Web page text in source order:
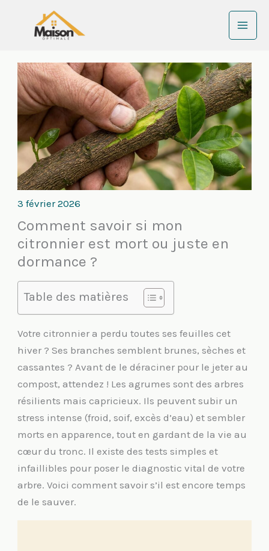
3 février 2026
Comment savoir si mon
citronnier est mort ou juste en
dormance ?
Table des matières
Votre citronnier a perdu toutes ses feuilles cet
hiver ? Ses branches semblent brunes, sèches et
cassantes ? Avant de le déraciner pour le jeter au
compost, attendez ! Les agrumes sont des arbres
résilients mais capricieux. Ils peuvent subir un
stress intense (froid, soif, excès d’eau) et sembler
morts en apparence, tout en gardant de la vie au
cœur du tronc. Il existe des tests simples et
infaillibles pour poser le diagnostic vital de votre
arbre. Voici comment savoir s’il est encore temps
de le sauver.